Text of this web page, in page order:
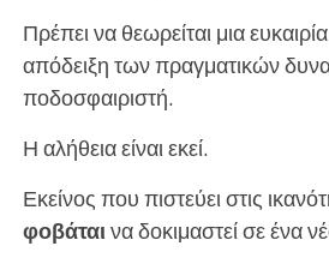
Πρέπει να θεωρείται μια
απόδειξη των πραγματικών
ποδοσφαιριστή.
Η αλήθεια είναι εκεί.
Εκείνος που πιστεύει στις
φοβάταινα δοκιμαστεί σε ένα